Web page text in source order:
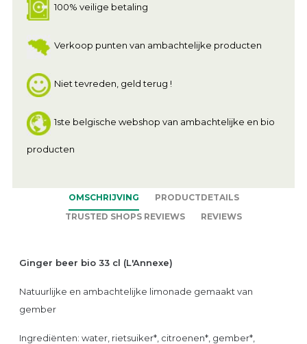
100% veilige betaling
Verkoop punten van ambachtelijke producten
Niet tevreden, geld terug !
1ste belgische webshop van ambachtelijke en bio
producten
OMSCHRIJVING
PRODUCTDETAILS
TRUSTED SHOPS REVIEWS
REVIEWS
Ginger beer bio 33 cl (L'Annexe)
Natuurlijke en ambachtelijke limonade gemaakt van
gember
Ingrediënten: water, rietsuiker*, citroenen*, gember*,